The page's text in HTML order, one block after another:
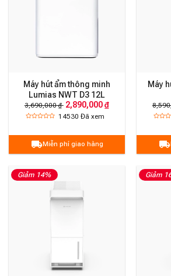
Máy hút ẩm thông minh
Lumias NWT D3 12L
3,690,000 ₫ 2,890,000 ₫
14530Đã xem
Miễn phí giao hàng
Máy
Giảm 14% Giảm